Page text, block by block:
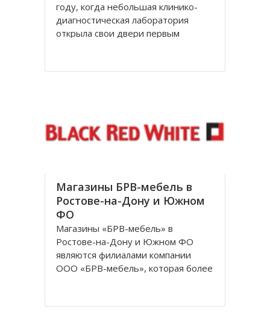
году, когда небольшая клинико-
диагностическая лаборатория
открыла свои двери первым
доросла до нового статуса, и в
Инвитро
Магазины БРВ-мебель в
Ростове-на-Дону и Южном
ФО
Магазины «БРВ-мебель» в
Ростове-на-Дону и Южном ФО
являются филиалами компании
ООО «БРВ-мебель», которая более
производству высококачественной